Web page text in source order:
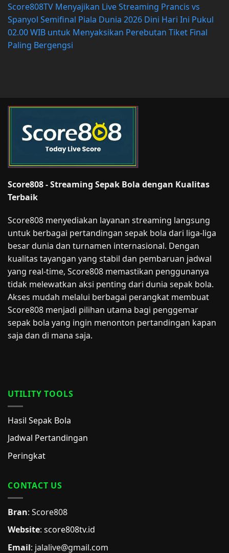
Score808TV Menyajikan Live Streaming Prancis vs
Spanyol Semifinal Piala Dunia 2026 Dini Hari Ini Pukul
02.00 WIB untuk Menyaksikan Perebutan Tiket Final
Paling Bergengsi
Score808 - Streaming Sepak Bola dengan Kualitas
Terbaik
Score808 menyediakan layanan streaming langsung
untuk berbagai pertandingan sepak bola dari liga-liga
besar dunia dan turnamen internasional. Dengan
kualitas tayangan yang stabil dan pembaruan jadwal
yang real-time, Score808 memastikan penggunanya
tidak melewatkan aksi penting dari dunia sepak bola.
Akses mudah melalui berbagai perangkat membuat
Score808 menjadi pilihan utama bagi penggemar
sepak bola yang ingin menonton pertandingan kapan
saja dan di mana saja.
UTILITY TOOLS
Hasil Sepak Bola
Jadwal Pertandingan
Peringkat
CONTACT US
Bran: Score808
Website: score808tv.id
Email: jalalive@gmail.com